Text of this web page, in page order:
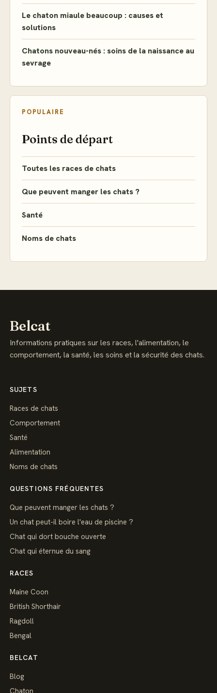
Le chaton miaule beaucoup : causes et
solutions
Chatons nouveau-nés : soins de la naissance au
sevrage
POPULAIRE
Points de départ
Toutes les races de chats
Que peuvent manger les chats ?
Santé
Noms de chats
Belcat
Informations pratiques sur les races, l'alimentation, le
comportement, la santé, les soins et la sécurité des chats.
SUJETS
Races de chats
Comportement
Santé
Alimentation
Noms de chats
QUESTIONS FRÉQUENTES
Que peuvent manger les chats ?
Un chat peut-il boire l'eau de piscine ?
Chat qui dort bouche ouverte
Chat qui éternue du sang
RACES
Maine Coon
British Shorthair
Ragdoll
Bengal
BELCAT
Blog
Chaton